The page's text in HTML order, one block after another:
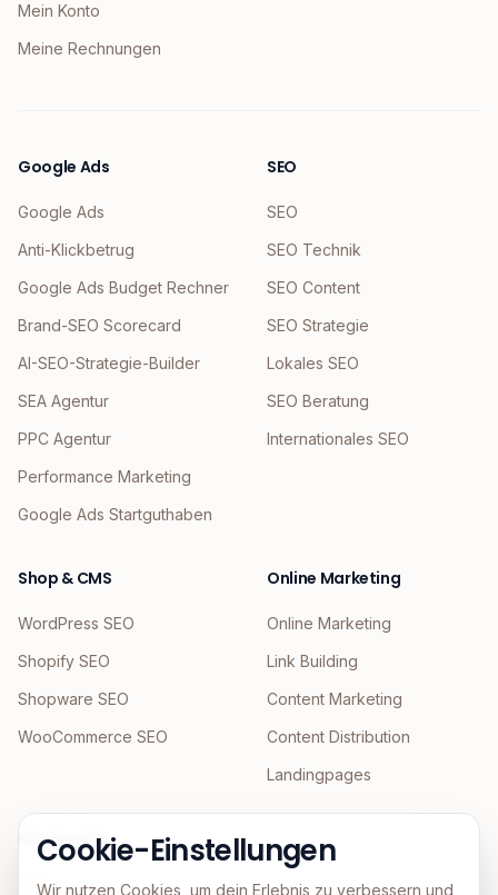
Mein Konto
Meine Rechnungen
Google Ads
Google Ads
Anti-Klickbetrug
Google Ads Budget Rechner
Brand-SEO Scorecard
AI-SEO-Strategie-Builder
SEA Agentur
PPC Agentur
Performance Marketing
Google Ads Startguthaben
SEO
SEO
SEO Technik
SEO Content
SEO Strategie
Lokales SEO
SEO Beratung
Internationales SEO
Shop & CMS
WordPress SEO
Shopify SEO
Shopware SEO
WooCommerce SEO
Online Marketing
Online Marketing
Link Building
Content Marketing
Content Distribution
Landingpages
KI & Agentic
GEO
Cookie-Einstellungen
Wir nutzen Cookies, um dein Erlebnis zu verbessern und